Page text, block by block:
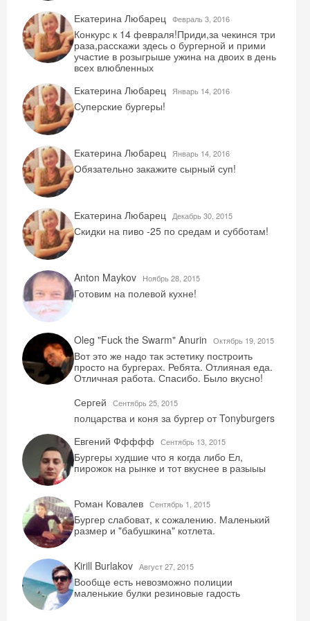
Екатерина Любарец Февраль 3, 2016
Конкурс к 14 февраля!Приди,за чекинся три
раза,расскажи здесь о бургерной и прими
участие в розыгрыше ужина на двоих в день
всех влюбленных
Екатерина Любарец
Январь 14, 2016
Суперские бургеры!
Екатерина Любарец Январь 14, 2016
Обязательно закажите сырный суп!
Екатерина Любарец Декабрь 30, 2015
Скидки на пиво -25 по средам и субботам!
Anton Maykov Ноябрь 28, 2015
Готовим на полевой кухне!
Oleg "Fuck the Swarm" Anurin Октябрь 19, 2015
Вот это же надо так эстетику построить
просто на бургерах. Ребята. Отлияная еда.
Отличная работа. Спасибо. Было вкусно!
Сергей
Сентябрь 25, 2015
полцарства и коня за бургер от Tonyburgers
Евгений Ффффф
Сентябрь 13, 2015
Бургеры худшие что я когда либо Ел,
пирожок на рынке и тот вкуснее в разыыы
Роман Ковалев Сентябрь 1, 2015
Бургер слабоват, к сожалению. Маленький
размер и "бабушкина" котлета.
Kirill Burlakov Август 27, 2015
Вообще есть невозможно полиции
маленькие булки резиновые гадость